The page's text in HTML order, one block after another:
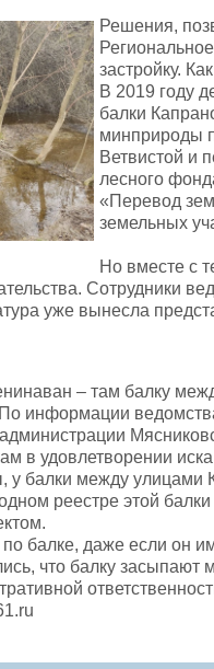
Решения,
застройку.
В 2019 году
балки
минприроды
Ветвистой и
лесного
«Перевод
земельных
Но вместе с
Сотрудники
уже вынесла
– там балку
информации
в удовлетворении иска
балки между улицами
реестре этой
по балке, даже если
что балку засыпают